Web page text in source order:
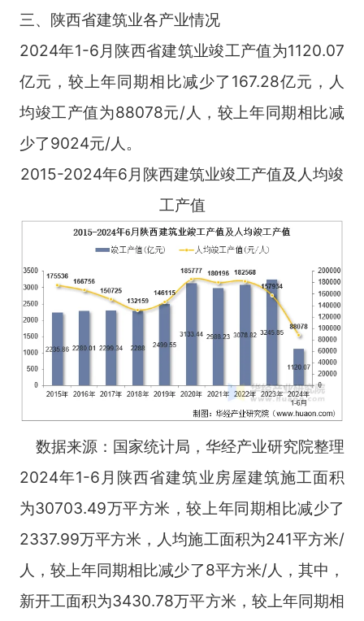
三、陕西省建筑业各产业情况
2024年1-6月陕西省建筑业竣工产值为1120.07
亿元，较上年同期相比减少了167.28亿元，人
均竣工产值为88078元/人，较上年同期相比减
少了9024元/人。
2015-2024年6月陕西建筑业竣工产值及人均竣
工产值
数据来源：国家统计局，华经产业研究院整理
2024年1-6月陕西省建筑业房屋建筑施工面积
为30703.49万平方米，较上年同期相比减少了
2337.99万平方米，人均施工面积为241平方米/
人，较上年同期相比减少了8平方米/人，其中，
新开工面积为3430.78万平方米，较上年同期相